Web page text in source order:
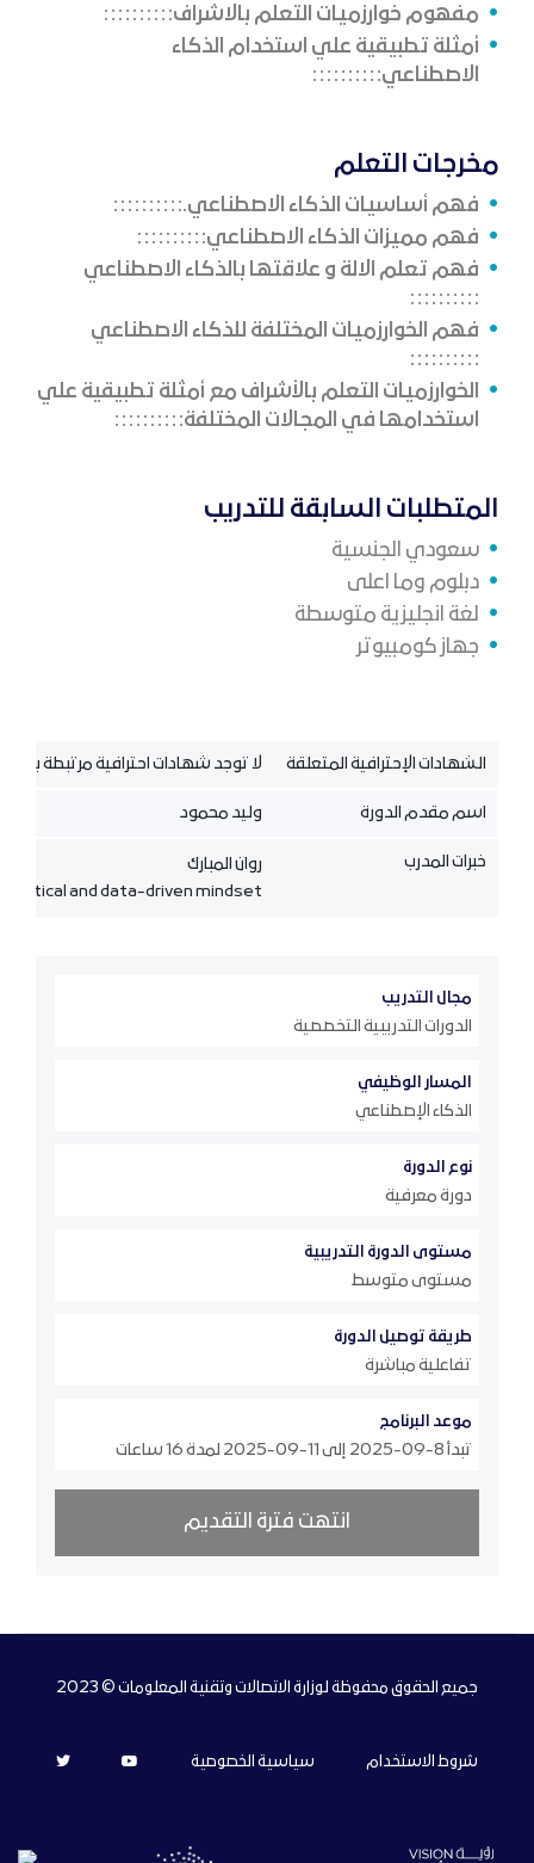
مفهوم خوارزميات التعلم بالاشراف
أمثلة تطبيقية علي استخدام الذكاء
الاصطناعي
مخرجات التعلم
فهم أساسيات الذكاء الاصطناعي.
فهم مميزات الذكاء الاصطناعي
فهم تعلم الالة و علاقتها بالذكاء الاصطناعي
فهم الخوارزميات المختلفة للذكاء الاصطناعي
الخوارزميات التعلم بالأشراف مع أمثلة تطبيقية علي
استخدامها في المجالات المختلفة
المتطلبات السابقة للتدريب
سعودي الجنسية
دبلوم وما اعلى
لغة انجليزية متوسطة
جهاز كومبيوتر
الشهادات الإحترافية المتعلقة لا توجد شهادات احترافية مرتبطة
اسم مقدم الدورة وليد محمود
خبرات المدرب
روان المبارك
and data-driven mindset
مجال التدريب
الدورات التدريبية التخصصية
المسار الوظيفي
الذكاء الإصطناعي
نوع الدورة
دورة معرفية
مستوى الدورة التدريبية
مستوى متوسط
طريقة توصيل الدورة
تفاعلية مباشرة
موعد البرنامج
تبدأ 8-09-2025 إلى 11-09-2025 لمدة 16 ساعات
انتهت فترة التقديم
جميع الحقوق محفوظة لوزارة الاتصالات وتقنية المعلومات © 2023
شروط الاستخدام سياسية الخصوصية